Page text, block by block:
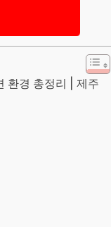
환경 총정리 | 제주